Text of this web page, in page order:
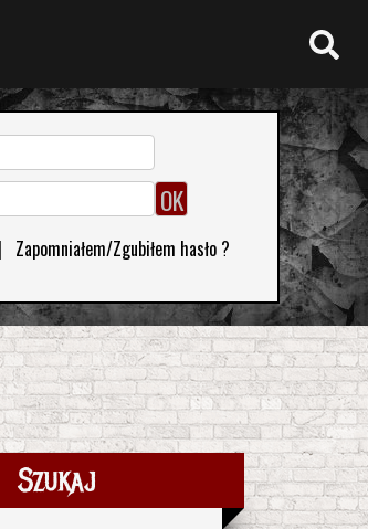
Zapomniałem/Zgubiłem hasło ?
Szukaj